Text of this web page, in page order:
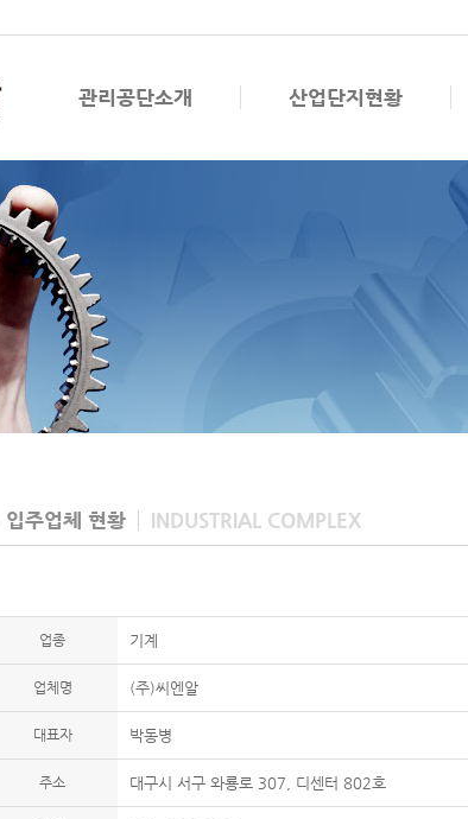
관리공단소개 산업단지현황
입주업체 현황 INDUSTRIAL COMPLEX
업종 기계
업체명 (주)씨엔알
대표자 박동병
주소 대구시 서구 와룡로 307, 디센터 802호